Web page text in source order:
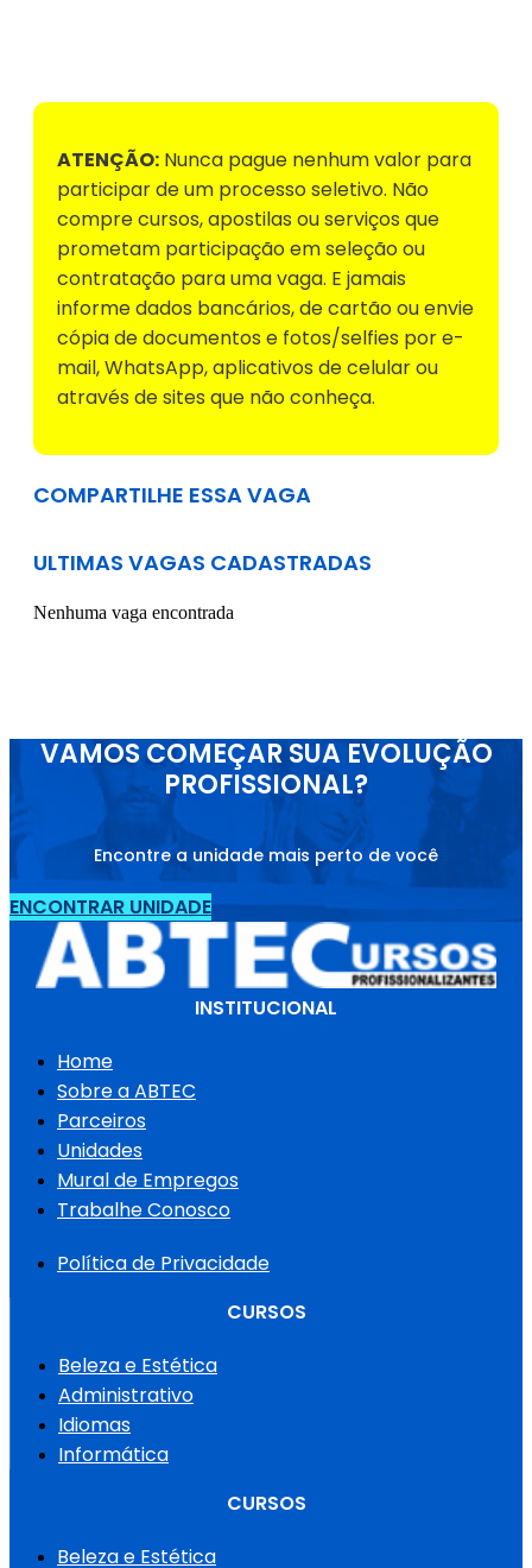
ATENÇÃO: Nunca pague nenhum valor para
participar de um processo seletivo. Não
compre cursos, apostilas ou serviços que
prometam participação em seleção ou
contratação para uma vaga. E jamais
informe dados bancários, de cartão ou envie
cópia de documentos e fotos/selfies por e-
mail, WhatsApp, aplicativos de celular ou
através de sites que não conheça.
COMPARTILHE ESSA VAGA
ULTIMAS VAGAS CADASTRADAS
Nenhuma vaga encontrada
VAMOS COMEÇAR SUA EVOLUÇÃO
PROFISSIONAL?
Encontre a unidade mais perto de você
ENCONTRAR UNIDADE
INSTITUCIONAL
Home
Sobre a ABTEC
Parceiros
Unidades
Mural de Empregos
Trabalhe Conosco
Política de Privacidade
CURSOS
Beleza e Estética
Administrativo
Idiomas
Informática
CURSOS
Beleza e Estética